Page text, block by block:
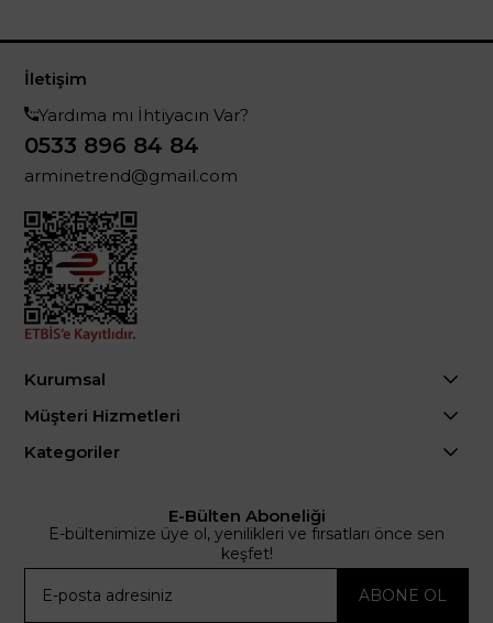
İletişim
Yardıma mı İhtiyacın Var?
0533 896 84 84
arminetrend@gmail.com
Kurumsal
Müşteri Hizmetleri
Kategoriler
E-Bülten Aboneliği
E-bültenimize üye ol, yenilikleri ve fırsatları önce sen
keşfet!
ABONE OL